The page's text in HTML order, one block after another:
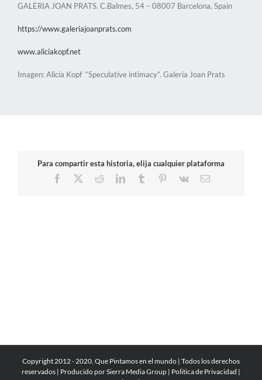
GALERIA JOAN PRATS. C.Balmes, 54 – 08007 Barcelona, Spain
https://www.galeriajoanprats.com
www.aliciakopf.net
Imagen: Alicia Kopf “Speculative intimacy”. Galería Joan Prats
Para compartir esta historia, elija cualquier plataforma
Facebook
RedditLinkedInTumblr Pinterest
Vk
Correo
Copyright 2012 - 2020, Que Pintamos en el mundo | Todos los derechos
reservados | Producido porSierra Media Group | Politica de Privacidad |